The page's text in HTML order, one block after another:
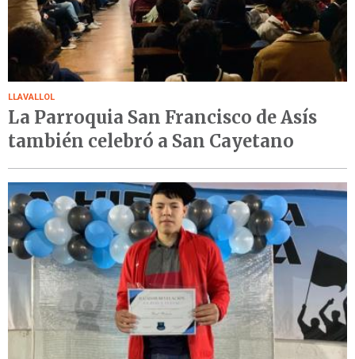
LLAVALLOL
La Parroquia San Francisco de Asís
también celebró a San Cayetano